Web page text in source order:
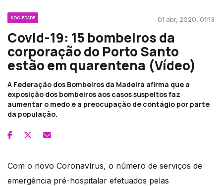
SOCIEDADE 01 abr, 2020, 01:13
Covid-19: 15 bombeiros da
corporação do Porto Santo
estão em quarentena (Vídeo)
A Federação dos Bombeiros da Madeira afirma que a
exposição dos bombeiros aos casos suspeitos faz
aumentar o medo e a preocupação de contágio por parte
da população.
Com o novo Coronavírus, o número de serviços de
emergência pré-hospitalar efetuados pelas